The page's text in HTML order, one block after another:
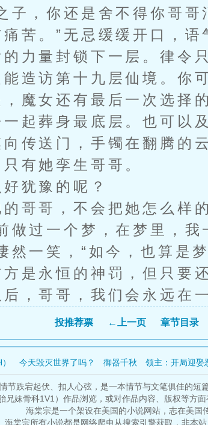
，你还是舍不得你哥哥
苦。”无忌缓缓开口，
的力量封锁下一层。律令
造访第十九层仙境。你
女还有最后一次选择的
起葬身最底层。也可以
送门，手镯在翻腾的云
她孪生哥哥。
豫的呢？
哥，不会把她怎么样的
过一个梦，在梦里，我
然一笑，“如今，也算是
永恒的神罚，但只要还
哥哥，我们会永远在一
投推荐票 ←上一页 章节目录
今天毁灭世界了吗？ 御器千秋 领主：开局迎娶
御兽飞升 敲响鐘声之人 夜鹰夫人
节跌宕起伏、扣人心弦，是一本情节与文笔俱佳的
兄妹骨科1V1）作品浏览，或对作品内容、版权等方
海棠宗是一个架设在美国的小说网站，志在美国
海棠宗所有小说都是网络爬虫从搜索引擎获取，非本